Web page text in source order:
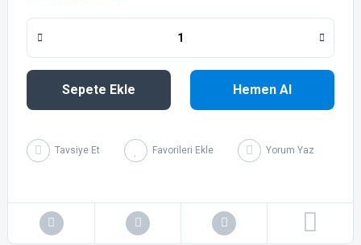
Sepete Ekle Hemen Al
Tavsiye Et Yorum Yaz